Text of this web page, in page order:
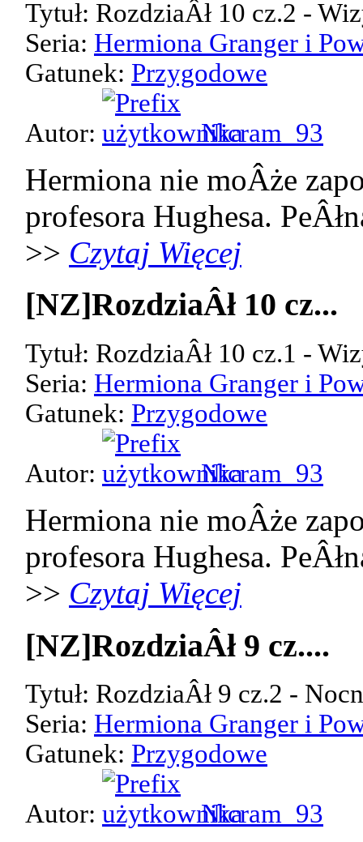
Tytuł: RozdziaÂł 10 cz.2 -
Seria: Hermiona Granger i
Gatunek: Przygodowe
Autor: Nicram_93
Hermiona nie moÂże
profesora Hughesa.
>> Czytaj Więcej
[NZ]RozdziaÂł 10 cz...
Tytuł: RozdziaÂł 10 cz.1 -
Seria: Hermiona Granger i
Gatunek: Przygodowe
Autor: Nicram_93
Hermiona nie moÂże
profesora Hughesa.
>> Czytaj Więcej
[NZ]RozdziaÂł 9 cz....
Tytuł: RozdziaÂł 9 cz.2 -
Seria: Hermiona Granger i
Gatunek: Przygodowe
Autor: Nicram_93